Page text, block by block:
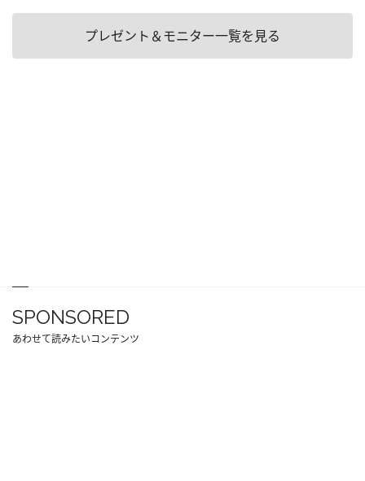
プレゼント＆モニター一覧を見る
SPONSORED
あわせて読みたいコンテンツ